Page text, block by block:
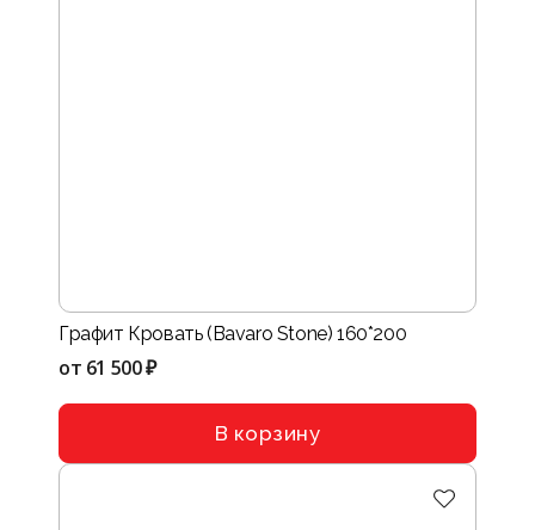
Графит Кровать (Bavaro Stone) 160*200
от 61 500 ₽
В корзину